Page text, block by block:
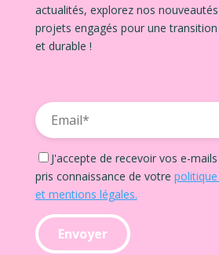
actualités, explorez nos
projets engagés pour une
et durable !
J'accepte de recevoir vos e-
pris connaissance de votre
et mentions légales.